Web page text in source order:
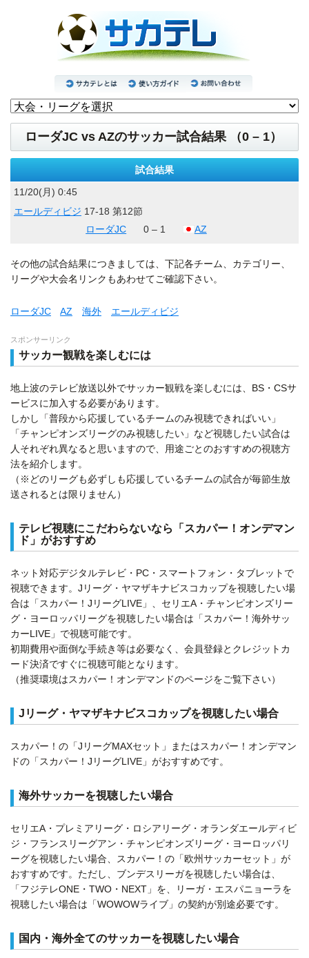
ローダJC vs AZのサッカー試合結果 （0 – 1）
試合結果
11/20(月) 0:45
エールディビジ 17-18 第12節
ローダJC
0 – 1 AZ
その他の試合結果につきましては、下記各チーム、カテゴリー、
リーグや大会名リンクもあわせてご確認下さい。
ローダJC AZ 海外 エールディビジ
スポンサーリンク
サッカー観戦を楽しむには
地上波のテレビ放送以外でサッカー観戦を楽しむには、BS・CSサ
ービスに加入する必要があります。
しかし「普段から応援しているチームのみ視聴できればいい」
「チャンピオンズリーグのみ視聴したい」など視聴したい試合は
人それぞれ異なると思いますので、用途ごとのおすすめの視聴方
法を紹介します。
（※どのリーグも必ずしも応援しているチームの試合が毎節生放
送されるとは限りません）
テレビ視聴にこだわらないなら「スカパー！オンデマン
ド」がおすすめ
ネット対応デジタルテレビ・PC・スマートフォン・タブレットで
視聴できます。Jリーグ・ヤマザキナビスコカップを視聴したい場
合は「スカパー！JリーグLIVE」、セリエA・チャンピオンズリー
グ・ヨーロッパリーグを視聴したい場合は「スカパー！海外サッ
カーLIVE」で視聴可能です。
初期費用や面倒な手続き等は必要なく、会員登録とクレジットカ
ード決済ですぐに視聴可能となります。
（推奨環境はスカパー！オンデマンドのページをご覧下さい）
Jリーグ・ヤマザキナビスコカップを視聴したい場合
スカパー！の「JリーグMAXセット」またはスカパー！オンデマン
ドの「スカパー！JリーグLIVE」がおすすめです。
海外サッカーを視聴したい場合
セリエA・プレミアリーグ・ロシアリーグ・オランダエールディビ
ジ・フランスリーグアン・チャンピオンズリーグ・ヨーロッパリ
ーグを視聴したい場合、スカパー！の「欧州サッカーセット」が
おすすめです。ただし、ブンデスリーガを視聴したい場合は、
「フジテレONE・TWO・NEXT」を、リーガ・エスパニョーラを
視聴したい場合は「WOWOWライブ」の契約が別途必要です。
国内・海外全てのサッカーを視聴したい場合